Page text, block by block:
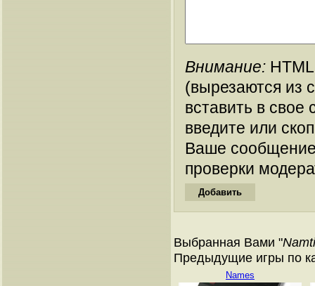
Внимание:
(вырезаются из
вставить в
введите или
Ваше
проверки
Выбранная Вами "
Предыдущие игры по
Names